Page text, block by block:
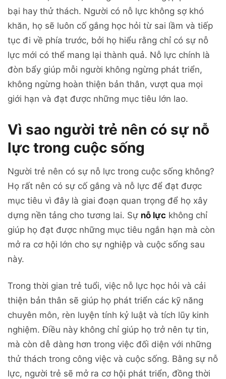
bại hay thử thách. Người có nỗ lực không sợ khó
khăn, họ sẽ luôn cố gắng học hỏi từ sai lầm và tiếp
tục đi về phía trước, bởi họ hiểu rằng chỉ có sự nỗ
lực mới có thể mang lại thành quả. Nỗ lực chính là
đòn bẩy giúp mỗi người không ngừng phát triển,
không ngừng hoàn thiện bản thân, vượt qua mọi
giới hạn và đạt được những mục tiêu lớn lao.
Vì sao người trẻ nên có sự nỗ
lực trong cuộc sống
Người trẻ nên có sự nỗ lực trong cuộc sống không?
Họ rất nên có sự cố gắng và nỗ lực để đạt được
mục tiêu vì đây là giai đoạn quan trọng để họ xây
dựng nền tảng cho tương lai. Sự nỗ lực không chỉ
giúp họ đạt được những mục tiêu ngắn hạn mà còn
mở ra cơ hội lớn cho sự nghiệp và cuộc sống sau
này.
Trong thời gian trẻ tuổi, việc nỗ lực học hỏi và cải
thiện bản thân sẽ giúp họ phát triển các kỹ năng
chuyên môn, rèn luyện tính kỷ luật và tích lũy kinh
nghiệm. Điều này không chỉ giúp họ trở nên tự tin,
mà còn dễ dàng hơn trong việc đối diện với những
thử thách trong công việc và cuộc sống. Bằng sự nỗ
lực, người trẻ sẽ mở ra cơ hội phát triển, đồng thời